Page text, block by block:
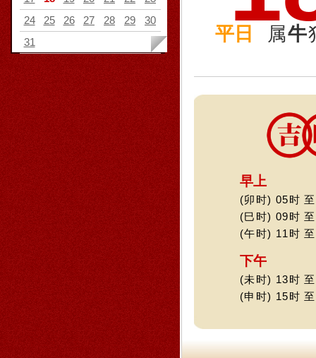
24
25 26 27 28 29
30
31
平日 属牛
早上
(卯时) 05时
(巳时) 09时
(午时) 11时
下午
(未时) 13时
(申时) 15时